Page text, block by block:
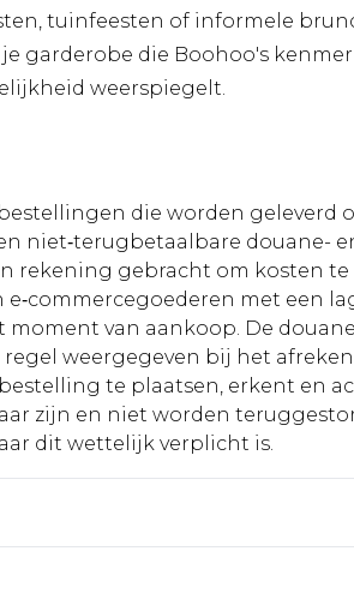
tuinfeesten of informele
garderobe die Boohoo's
weerspiegelt.
die worden geleverd
niet‑terugbetaalbare douane-
rekening gebracht om kosten te
met een
van aankoop. De
weergegeven bij het
te plaatsen, erkent en
zijn en niet worden
dit wettelijk verplicht is.